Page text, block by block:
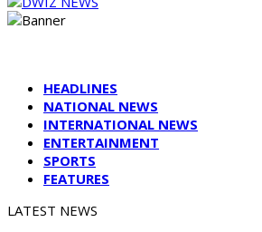
HEADLINES
NATIONAL NEWS
INTERNATIONAL NEWS
ENTERTAINMENT
SPORTS
FEATURES
LATEST NEWS